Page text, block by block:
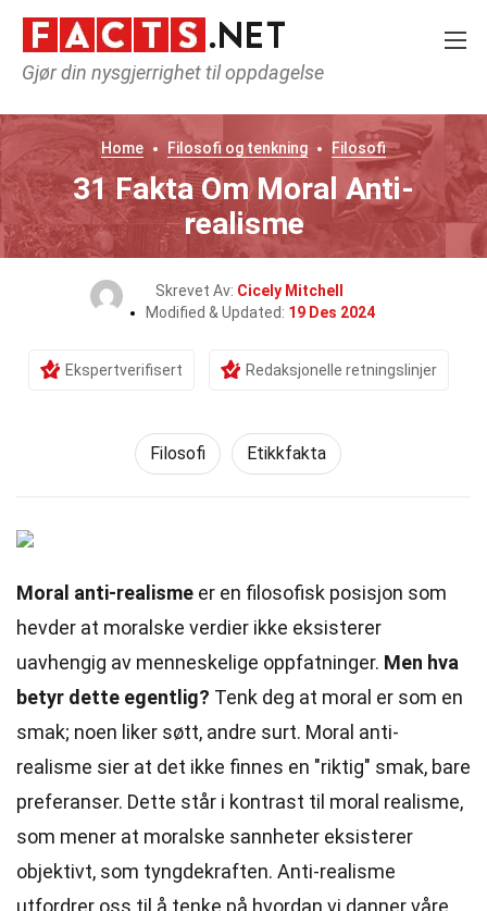
Gjør din nysgjerrighet til oppdagelse
Home Filosofi og tenkning Filosofi
31 Fakta Om Moral Anti-
realisme
Skrevet Av: Cicely Mitchell
Modified & Updated: 19 Des 2024
Ekspertverifisert Redaksjonelle retningslinjer
Filosofi Etikkfakta
Moral anti-realisme er en filosofisk posisjon som
hevder at moralske verdier ikke eksisterer
uavhengig av menneskelige oppfatninger. Men hva
betyr dette egentlig? Tenk deg at moral er som en
smak; noen liker søtt, andre surt. Moral anti-
realisme sier at det ikke finnes en "riktig" smak, bare
preferanser. Dette står i kontrast til moral realisme,
som mener at moralske sannheter eksisterer
objektivt, som tyngdekraften. Anti-realisme
utfordrer oss til å tenke på hvordan vi danner våre